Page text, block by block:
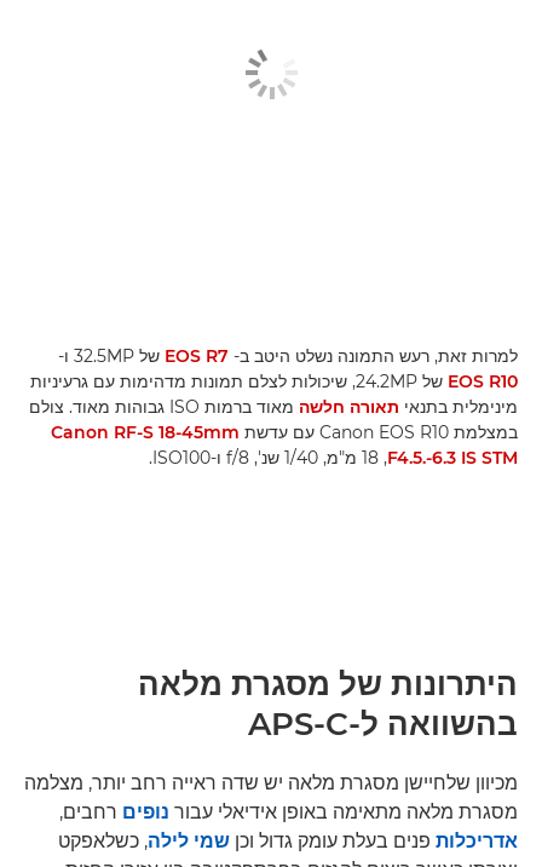
למרות זאת, רעש התמונה נשלט היטב ב- EOS R7 של 32.5MP ו-
EOS R10
של 24.2MP, שיכולות לצלם תמונות מדהימות עם גרעיניות
מינימלית בתנאי תאורה חלשה
מאוד ברמות ISO גבוהות מאוד. צולם
במצלמת Canon EOS R10 עם עדשת
Canon RF-S 18-45mm
F4.5.-6.3 IS STM‏, 18 מ"מ, 1/40 שנ', f/8 ו-ISO100.
היתרונות של מסגרת מלאה
בהשוואה ל-APS-C
מכיוון שלחיישן מסגרת מלאה יש שדה ראייה רחב יותר, מצלמה
מסגרת מלאה מתאימה באופן אידיאלי עבור נופים רחבים,
אדריכלות פנים בעלת עומק גדול וכן שמי לילה, כשלאפקט